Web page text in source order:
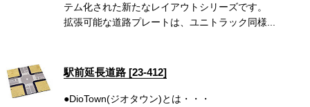
テム化された新たなレイアウトシリーズです。
拡張可能な道路プレートは、ユニトラック同様...
駅前延長道路 [23-412]
●DioTown(ジオタウン)とは・・・